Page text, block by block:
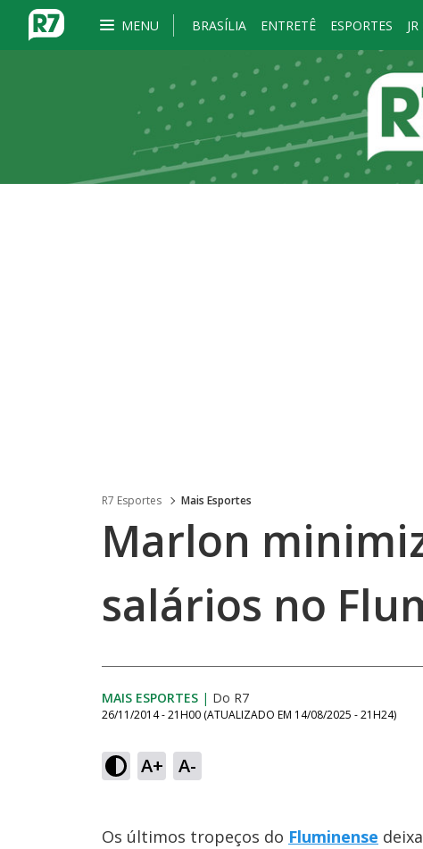
MENU BRASÍLIA ENTRETÊ ESPORTES
R7 Esportes Mais Esportes
Marlon
salários no
MAIS ESPORTES | Do R7
26/11/2014 - 21H00 (ATUALIZADO EM 14/08/2025 - 21H24)
A+ A-
Os últimos tropeços do Fluminense